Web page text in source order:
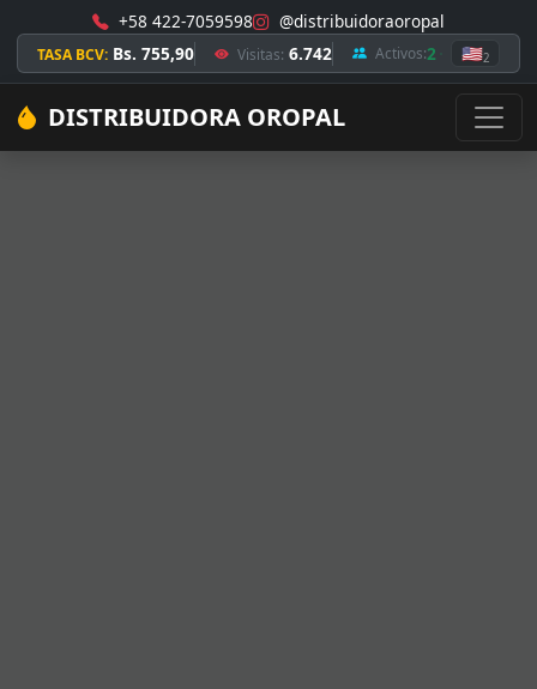
+58 422-7059598 @distribuidoraoropal
TASA BCV: Bs. 755,90 Visitas: 6.742 Activos:2 🇺🇸2
DISTRIBUIDORA OROPAL